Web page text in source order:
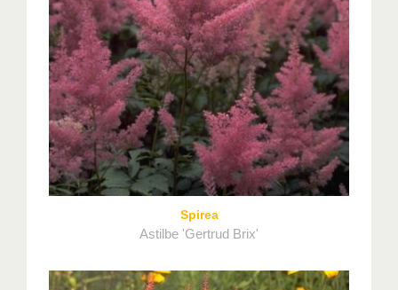
Spirea
Astilbe 'Gertrud Brix'